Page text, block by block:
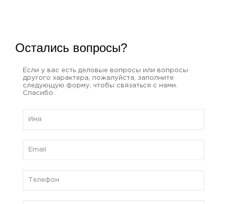
Остались вопросы?
Если у вас есть деловые вопросы или вопросы
другого характера, пожалуйста, заполните
следующую форму, чтобы связаться с нами.
Спасибо.